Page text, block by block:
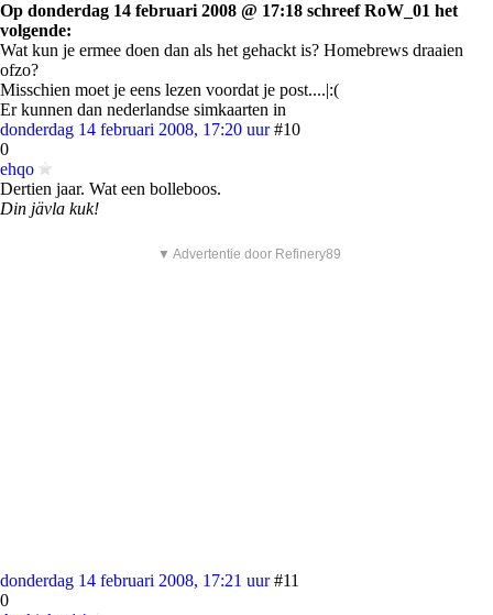
Op donderdag 14 februari 2008 @ 17:18 schreef RoW_01 het
volgende:
Wat kun je ermee doen dan als het gehackt is? Homebrews draaien
ofzo?
Misschien moet je eens lezen voordat je post....|:(
Er kunnen dan nederlandse simkaarten in
donderdag 14 februari 2008, 17:20 uur #10
0
ehqo
Dertien jaar. Wat een bolleboos.
Din jävla kuk!
▼ Advertentie door Refinery89
donderdag 14 februari 2008, 17:21 uur #11
0